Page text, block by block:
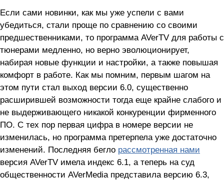
Если сами новинки, как мы уже успели с вами
убедиться, стали проще по сравнению со своими
предшественниками, то программа AVerTV для работы с
тюнерами медленно, но верно эволюционирует,
набирая новые функции и настройки, а также повышая
комфорт в работе. Как мы помним, первым шагом на
этом пути стал выход версии 6.0, существенно
расширившей возможности тогда еще крайне слабого и
не выдерживающего никакой конкуренции фирменного
ПО. С тех пор первая цифра в номере версии не
изменилась, но программа претерпела уже достаточно
изменений. Последняя бегло рассмотренная нами
версия AVerTV имела индекс 6.1, а теперь на суд
общественности AVerMedia представила версию 6.3,